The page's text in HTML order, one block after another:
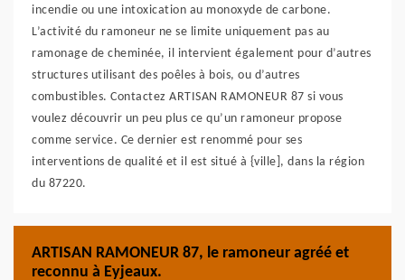
incendie ou une intoxication au monoxyde de carbone.
L’activité du ramoneur ne se limite uniquement pas au
ramonage de cheminée, il intervient également pour d’autres
structures utilisant des poêles à bois, ou d’autres
combustibles. Contactez ARTISAN RAMONEUR 87 si vous
voulez découvrir un peu plus ce qu’un ramoneur propose
comme service. Ce dernier est renommé pour ses
interventions de qualité et il est situé à {ville], dans la région
du 87220.
ARTISAN RAMONEUR 87, le ramoneur agréé et
reconnu à Eyjeaux.